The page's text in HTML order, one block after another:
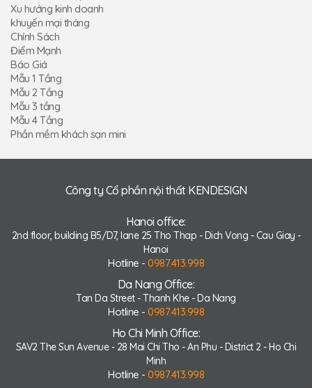
Xu hướng kinh doanh
khuyến mại tháng
Chính Sách
Điểm Mạnh
Báo Giá
Mẫu 1 Tầng
Mẫu 2 Tầng
Mẫu 3 tầng
Mẫu 4 Tầng
Phần mềm khách sạn mini
Công ty Cổ phần nội thất KENDESIGN
Hanoi office:
2nd floor, building B5/D7, lane 25 Tho Thap - Dich Vong - Cau Giay -
Hanoi
Hotline - 0987.413.998
Da Nang Office:
Tan Da Street - Thanh Khe - Da Nang
Hotline - 0987.413.998
Ho Chi Minh Office:
SAV2 The Sun Avenue - 28 Mai Chi Tho - An Phu - District 2 - Ho Chi
Minh
Hotline - 0987.413.998